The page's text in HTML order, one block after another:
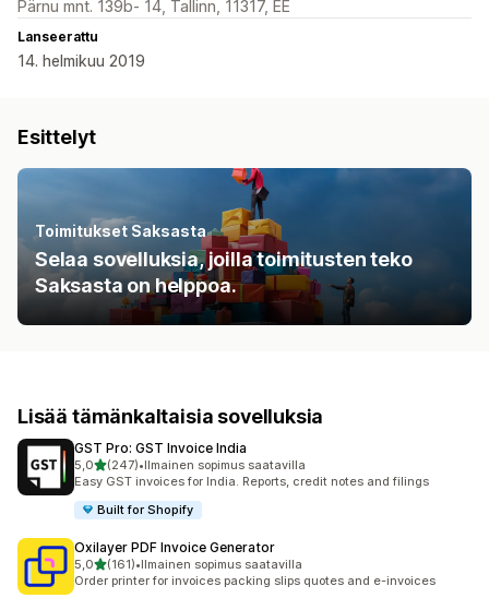
Pärnu mnt. 139b- 14, Tallinn, 11317, EE
Lanseerattu
14. helmikuu 2019
Esittelyt
Toimitukset Saksasta
Selaa sovelluksia, joilla toimitusten teko
Saksasta on helppoa.
Lisää tämänkaltaisia sovelluksia
GST Pro: GST Invoice India
5,0/ 5 tähteä
(247)
247 arvostelua yhteensä
•Ilmainen sopimus saatavilla
Easy GST invoices for India. Reports, credit notes and filings
Built for Shopify
Oxilayer PDF Invoice Generator
5,0/ 5 tähteä
(161)
161 arvostelua yhteensä
•Ilmainen sopimus saatavilla
Order printer for invoices packing slips quotes and e-invoices